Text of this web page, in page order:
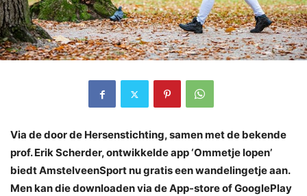
Via de door de Hersenstichting, samen met de bekende
prof. Erik Scherder, ontwikkelde app ‘Ommetje lopen’
biedt AmstelveenSport nu gratis een wandelingetje aan.
Men kan die downloaden via de App-store of GooglePlay